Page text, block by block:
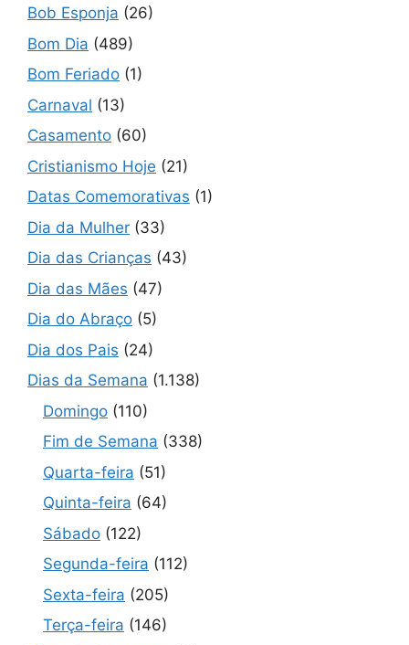
Bob Esponja (26)
Bom Dia (489)
Bom Feriado (1)
Carnaval (13)
Casamento (60)
Cristianismo Hoje (21)
Datas Comemorativas (1)
Dia da Mulher (33)
Dia das Crianças (43)
Dia das Mães (47)
Dia do Abraço (5)
Dia dos Pais (24)
Dias da Semana (1.138)
Domingo (110)
Fim de Semana (338)
Quarta-feira (51)
Quinta-feira (64)
Sábado (122)
Segunda-feira (112)
Sexta-feira (205)
Terça-feira (146)